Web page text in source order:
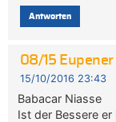
Antworten
08/15 Eupener
15/10/2016 23:43
Babacar Niasse
Ist der Bessere